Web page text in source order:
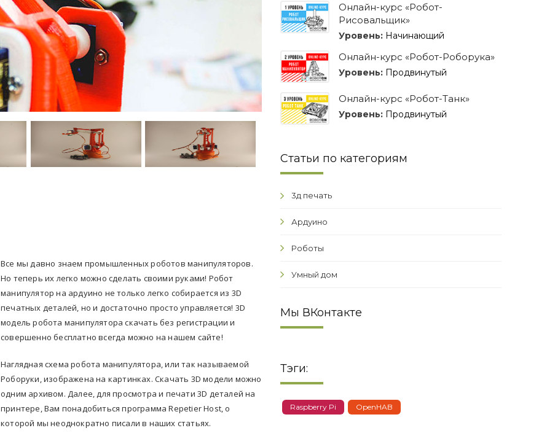
Все мы давно знаем промышленных роботов манипуляторов.
Но теперь их легко можно сделать своими руками! Робот
манипулятор на ардуино не только легко собирается из 3D
печатных деталей, но и достаточно просто управляется! 3D
модель робота манипулятора скачать без регистрации и
совершенно бесплатно всегда можно на нашем сайте!
Наглядная схема робота манипулятора, или так называемой
Роборуки, изображена на картинках. Скачать 3D модели можно
одним архивом. Далее, для просмотра и печати 3D деталей на
принтере, Вам понадобиться программа Repetier Host, о
которой мы неоднократно писали в наших статьях.
Онлайн-курс «Робот-
Рисовальщик»
Уровень: Начинающий
Онлайн-курс «Робот-Роборука»
Уровень: Продвинутый
Онлайн-курс «Робот-Танк»
Уровень: Продвинутый
Статьи по категориям
3д печать
Ардуино
Роботы
Умный дом
Мы ВКонтакте
Тэги:
Raspberry Pi OpenHAB